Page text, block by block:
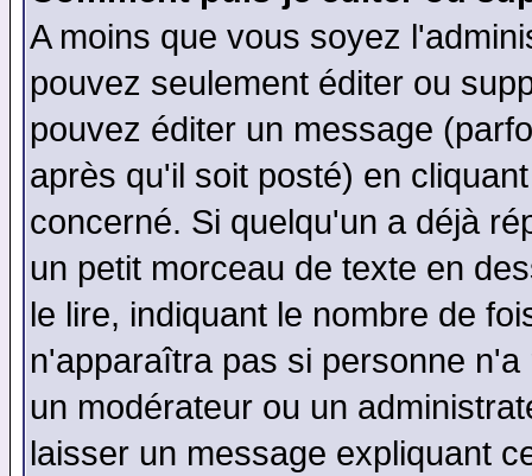
A moins que vous soyez
pouvez seulement éditer ou
pouvez éditer un message
après qu'il soit posté) en
concerné. Si quelqu'un a déjà
un petit morceau de texte en
le lire, indiquant le nombre de
n'apparaîtra pas si personne
un modérateur ou un
laisser un message expliquant